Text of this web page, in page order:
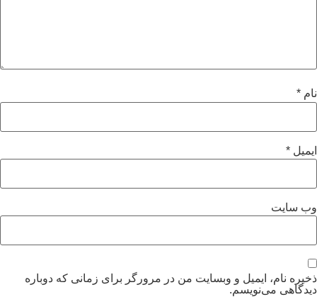
*
*
سایت
نام، ایمیل و وبسایت من در مرورگر برای زمانی که دوباره
می‌نویسم.